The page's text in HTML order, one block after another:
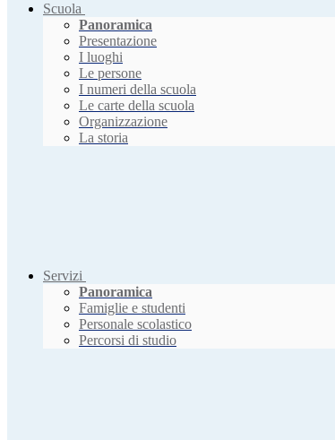
Scuola
Panoramica
Presentazione
I luoghi
Le persone
I numeri della scuola
Le carte della scuola
Organizzazione
La storia
Servizi
Panoramica
Famiglie e studenti
Personale scolastico
Percorsi di studio